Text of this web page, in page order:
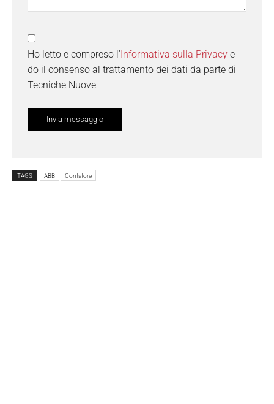
Ho letto e compreso l'Informativa sulla Privacy e
do il consenso al trattamento dei dati da parte di
Tecniche Nuove
TAGS ABB Contatore